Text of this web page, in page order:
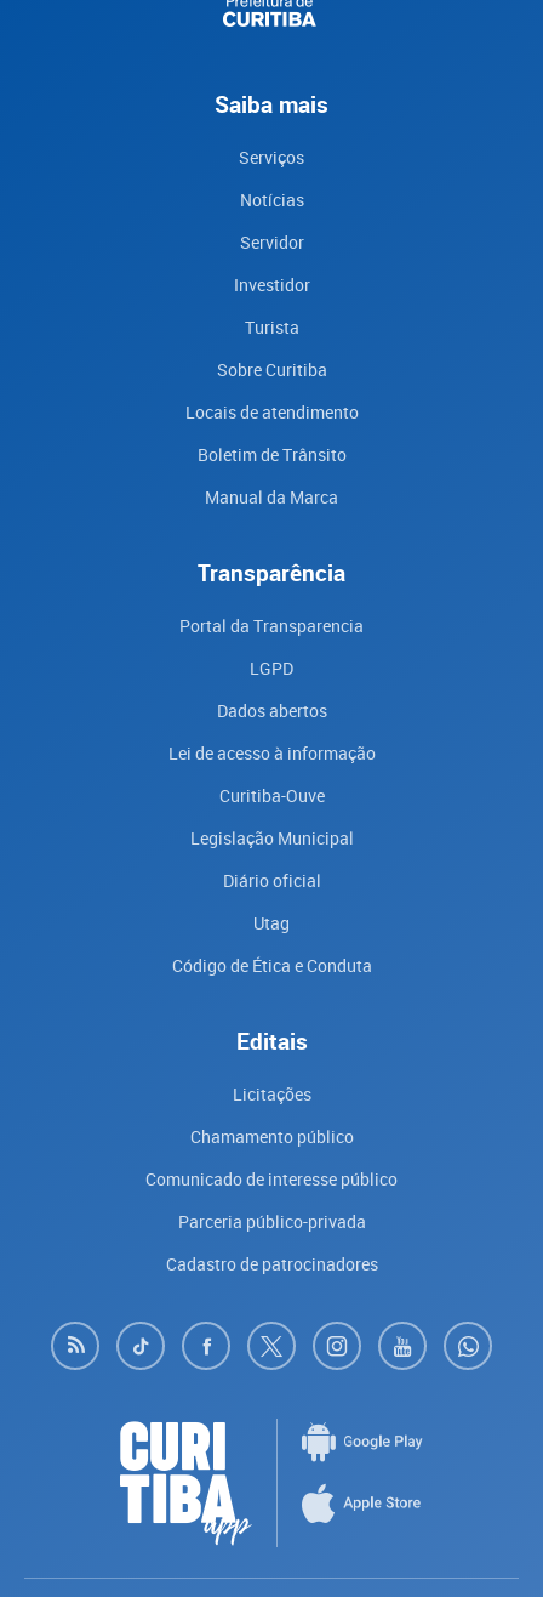
Saiba mais
Serviços
Notícias
Servidor
Investidor
Turista
Sobre Curitiba
Locais de atendimento
Boletim de Trânsito
Manual da Marca
Transparência
Portal da Transparencia
LGPD
Dados abertos
Lei de acesso à informação
Curitiba-Ouve
Legislação Municipal
Diário oficial
Utag
Código de Ética e Conduta
Editais
Licitações
Chamamento público
Comunicado de interesse público
Parceria público-privada
Cadastro de patrocinadores